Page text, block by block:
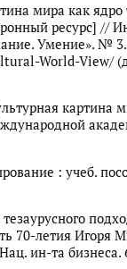
мира как
ресурс] //
Умение». №
World-View/
картина
: учеб.
70-летия Игоря
ин-та бизнеса.